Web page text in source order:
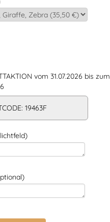
vom 31.07.2026 bis zum
19463F